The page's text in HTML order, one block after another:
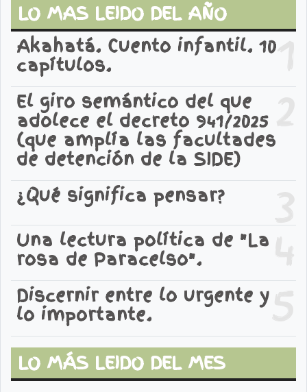
LO MAS LEIDO DEL AÑO
1
Akahatá. Cuento infantil. 10
capítulos.
2
El giro semántico del que
adolece el decreto 941/2025
(que amplía las facultades
de detención de la SIDE)
3
¿Qué significa pensar?
4
Una lectura política de "La
rosa de Paracelso".
5
Discernir entre lo urgente y
lo importante.
LO MÁS LEIDO DEL MES